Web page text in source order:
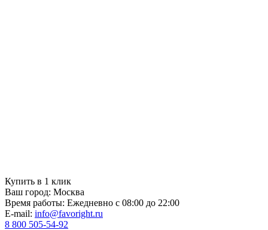
Купить в 1 клик
Ваш город: Москва
Время работы: Ежедневно с 08:00 до 22:00
E-mail: info@favoright.ru
8 800 505-54-92